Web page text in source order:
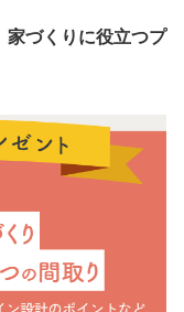
家づくりに役立つプ